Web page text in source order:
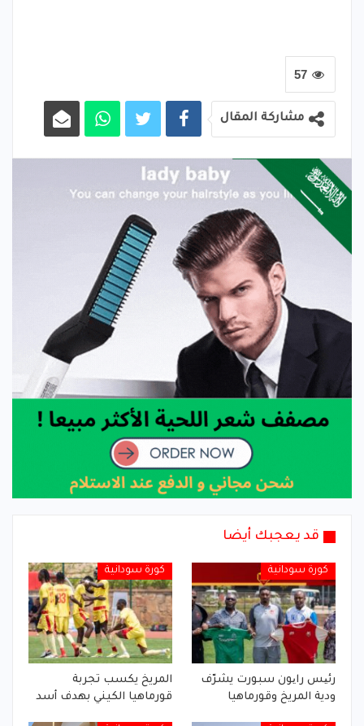
57
مشاركة المقال
قد يعجبك أيضا
كورة سودانية
رئیس رایون سبورت يشرّف
ودية المريخ وقورماهيا
كورة سودانية
المريخ يكسب تجربة
قورماهيا الكيني بهدف أسد